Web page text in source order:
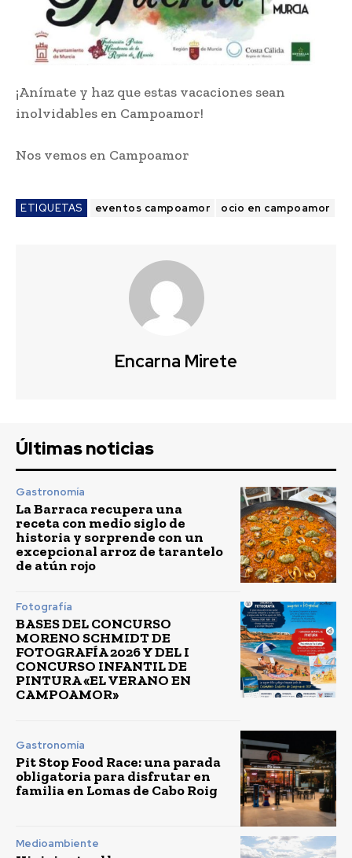
¡Anímate y haz que estas vacaciones sean
inolvidables en Campoamor!
Nos vemos en Campoamor
ETIQUETAS eventos campoamor ocio en campoamor
Encarna Mirete
Últimas noticias
Gastronomía
La Barraca recupera una
receta con medio siglo de
historia y sorprende con un
excepcional arroz de tarantelo
de atún rojo
Fotografía
BASES DEL CONCURSO
MORENO SCHMIDT DE
FOTOGRAFÍA 2026 Y DEL I
CONCURSO INFANTIL DE
PINTURA «EL VERANO EN
CAMPOAMOR»
Gastronomía
Pit Stop Food Race: una parada
obligatoria para disfrutar en
familia en Lomas de Cabo Roig
Medioambiente